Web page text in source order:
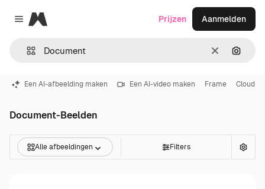
Close menu
Magnific
Wissen
Prijzen Aanmelden
Een AI-afbeelding maken Een AI-video maken Frame Cloud
Document-Beelden
Alle afbeeldingen Filters